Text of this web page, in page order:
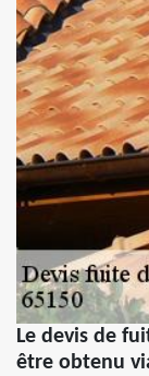
Le devis de
être obtenu